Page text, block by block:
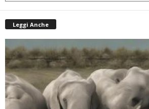
Leggi Anche